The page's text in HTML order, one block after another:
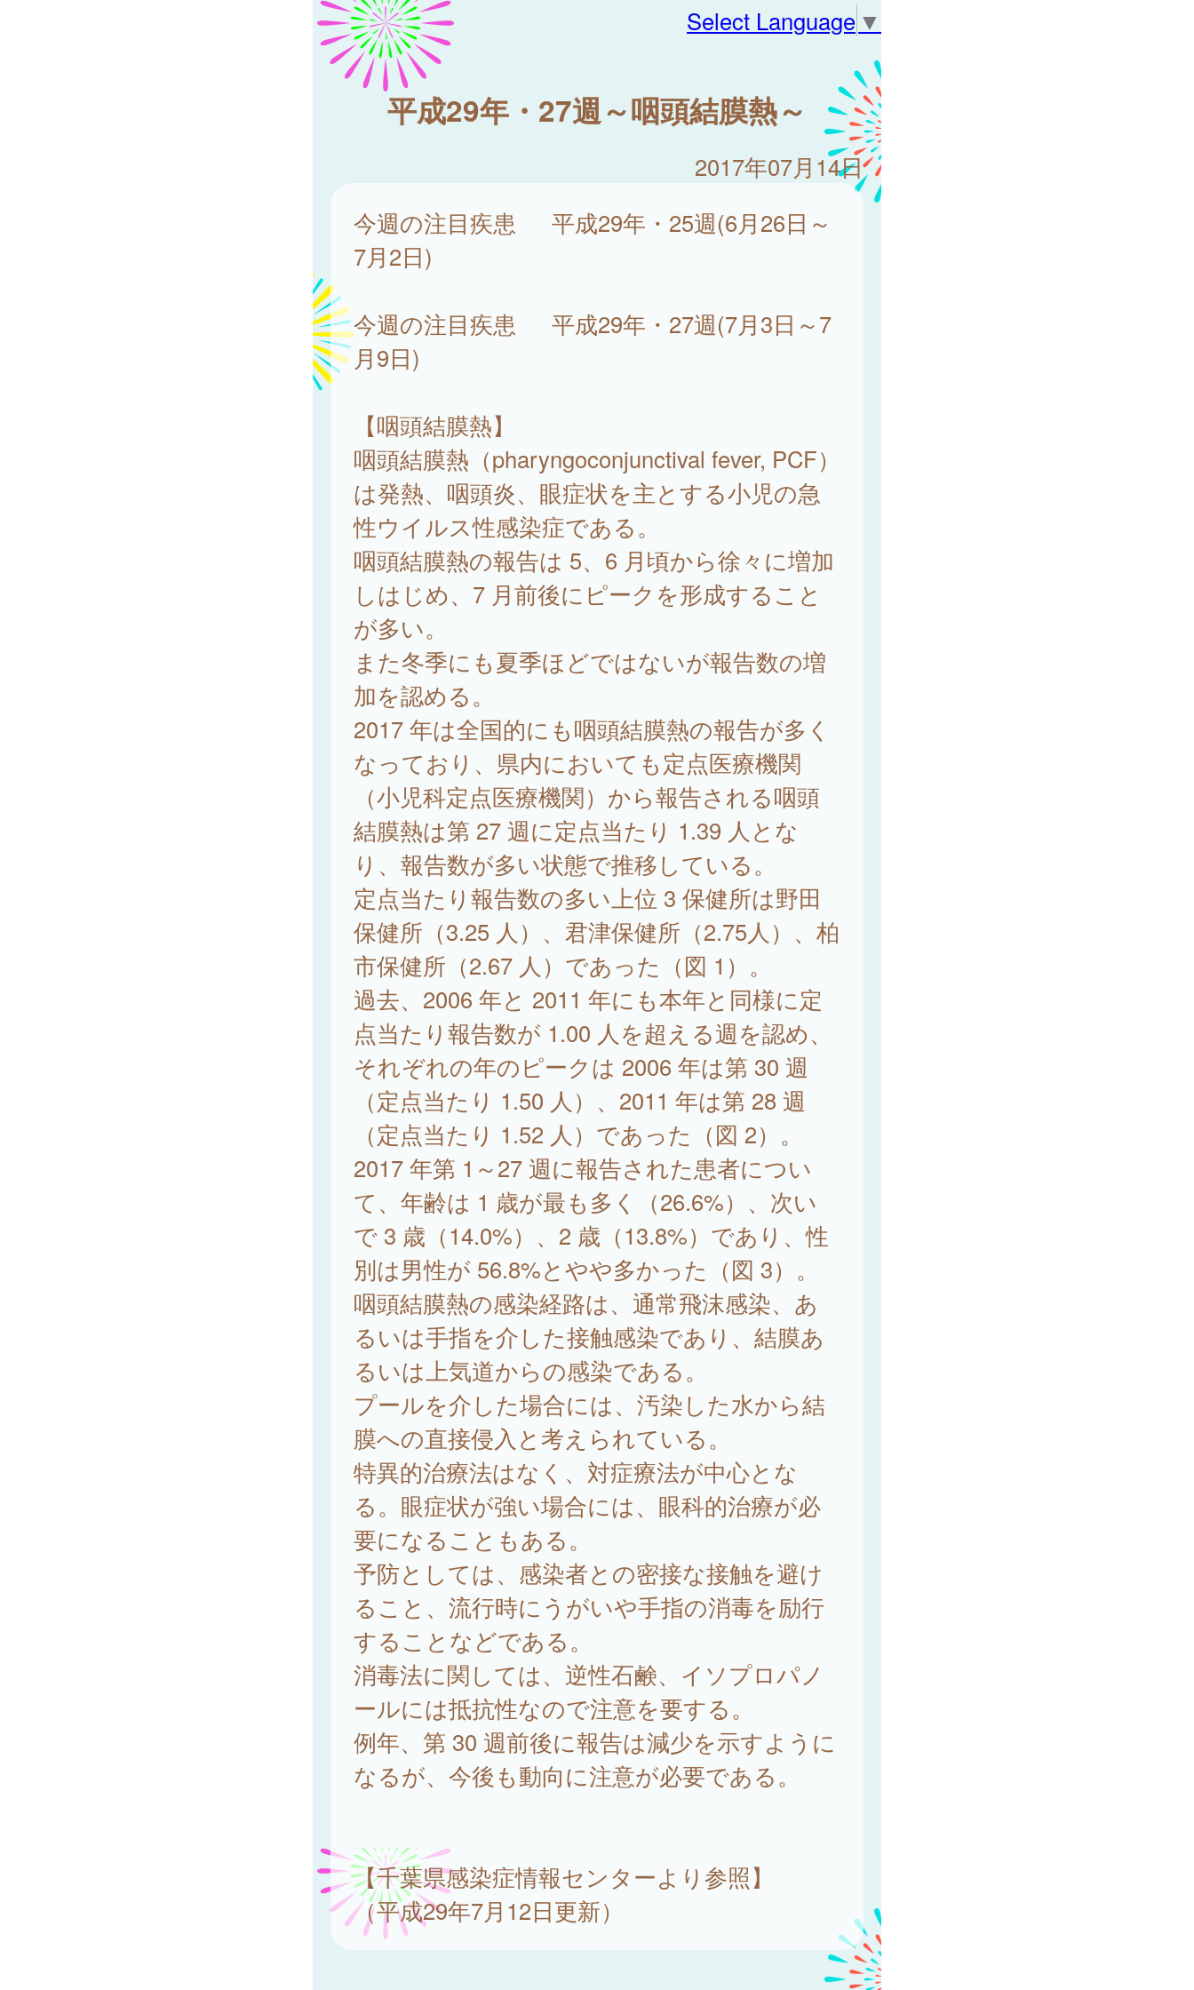
Select Language ▼
平成29年・27週～咽頭結膜熱～
2017年07月14日
今週の注目疾患 平成29年・25週(6月26日～
7月2日)
今週の注目疾患 平成29年・27週(7月3日～7
月9日)
【咽頭結膜熱】
咽頭結膜熱（pharyngoconjunctival fever, PCF）
は発熱、咽頭炎、眼症状を主とする小児の急
性ウイルス性感染症である。
咽頭結膜熱の報告は 5、6 月頃から徐々に増加
しはじめ、7 月前後にピークを形成すること
が多い。
また冬季にも夏季ほどではないが報告数の増
加を認める。
2017 年は全国的にも咽頭結膜熱の報告が多く
なっており、県内においても定点医療機関
（小児科定点医療機関）から報告される咽頭
結膜熱は第 27 週に定点当たり 1.39 人とな
り、報告数が多い状態で推移している。
定点当たり報告数の多い上位 3 保健所は野田
保健所（3.25 人）、君津保健所（2.75人）、柏
市保健所（2.67 人）であった（図 1）。
過去、2006 年と 2011 年にも本年と同様に定
点当たり報告数が 1.00 人を超える週を認め、
それぞれの年のピークは 2006 年は第 30 週
（定点当たり 1.50 人）、2011 年は第 28 週
（定点当たり 1.52 人）であった（図 2）。
2017 年第 1～27 週に報告された患者につい
て、年齢は 1 歳が最も多く（26.6%）、次い
で 3 歳（14.0%）、2 歳（13.8%）であり、性
別は男性が 56.8%とやや多かった（図 3）。
咽頭結膜熱の感染経路は、通常飛沫感染、あ
るいは手指を介した接触感染であり、結膜あ
るいは上気道からの感染である。
プールを介した場合には、汚染した水から結
膜への直接侵入と考えられている。
特異的治療法はなく、対症療法が中心とな
る。眼症状が強い場合には、眼科的治療が必
要になることもある。
予防としては、感染者との密接な接触を避け
ること、流行時にうがいや手指の消毒を励行
することなどである。
消毒法に関しては、逆性石鹸、イソプロパノ
ールには抵抗性なので注意を要する。
例年、第 30 週前後に報告は減少を示すように
なるが、今後も動向に注意が必要である。
【千葉県感染症情報センターより参照】
（平成29年7月12日更新）